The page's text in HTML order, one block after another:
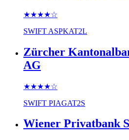
★★★★☆
SWIFT ASPKAT2L
Zürcher
AG
★★★★☆
SWIFT PIAGAT2S
Wiener Privatbank